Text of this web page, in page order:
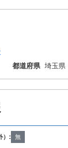
都道府県 埼玉県
00 B28B7/16